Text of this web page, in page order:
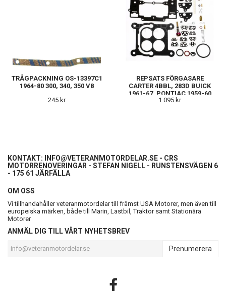
TRÅGPACKNING OS-13397C1
1964-80 300, 340, 350 V8
245 kr
REPSATS FÖRGASARE
CARTER 4BBL, 283D BUICK
1961-67, PONTIAC 1959-60
1 095 kr
KONTAKT: INFO@VETERANMOTORDELAR.SE - CRS
MOTORRENOVERINGAR - STEFAN NIGELL - RUNSTENSVÄGEN 6
- 175 61 JÄRFÄLLA
OM OSS
Vi tillhandahåller veteranmotordelar till främst USA Motorer, men även till
europeiska märken, både till Marin, Lastbil, Traktor samt Stationära
Motorer
ANMÄL DIG TILL VÅRT NYHETSBREV
Prenumerera